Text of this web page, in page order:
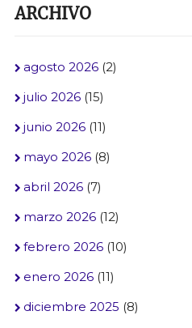
ARCHIVO
agosto 2026(2)
julio 2026(15)
junio 2026(11)
mayo 2026(8)
abril 2026(7)
marzo 2026(12)
febrero 2026(10)
enero 2026(11)
diciembre 2025 (8)